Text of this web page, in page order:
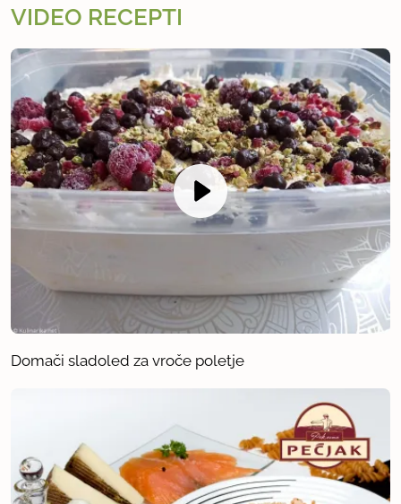
VIDEO RECEPTI
Domači sladoled za vroče poletje